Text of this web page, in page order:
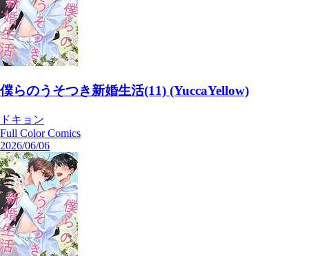
僕らのうそつき新婚生活(11) (YuccaYellow)
ドキョン
Full Color Comics
2026/06/06